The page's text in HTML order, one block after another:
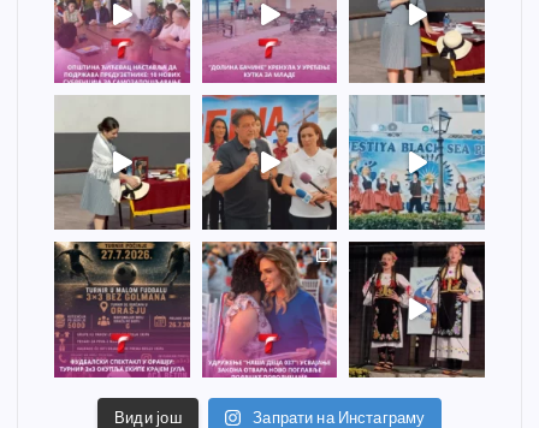
Види још Запрати на Инстаграму